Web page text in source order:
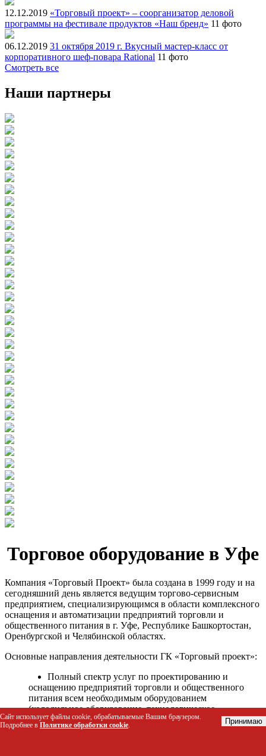
12.12.2019 «Торговый проект» – соорганизатор деловой
программы на фестивале продуктов «Наш бренд» 11 фото
06.12.2019 31 октября 2019 г. Вкусный мастер-класс от
корпоративного шеф-повара Rational 11 фото
Смотреть все
Наши партнеры
Торговое оборудование в Уфе
Компания «Торговый Проект» была создана в 1999 году и на
сегодняшний день является ведущим торгово-сервисным
предприятием, специализирующимся в области комплексного
оснащения и автоматизации предприятий торговли и
общественного питания в г. Уфе, Республике Башкортостан,
Оренбургской и Челябинской областях.
Основные направления деятельности ГК «Торговый проект»:
Полный спектр услуг по проектированию и
оснащению предприятий торговли и общественного
питания всем необходимым оборудованием
(холодильное оборудование, технологическое
оборудование, стеллажное оборудование и т.д.);
Автоматизация торговых процессов и внедрения
Сайт использует файлы cookie, обрабатываемые Вашим браузером.
Подробнее в Политике обработки cookie. Принимаю